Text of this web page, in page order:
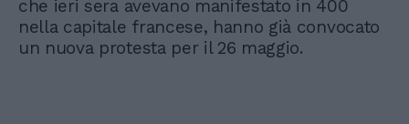
che ieri sera avevano manifestato in 400
nella capitale francese, hanno già convocato
un nuova protesta per il 26 maggio.